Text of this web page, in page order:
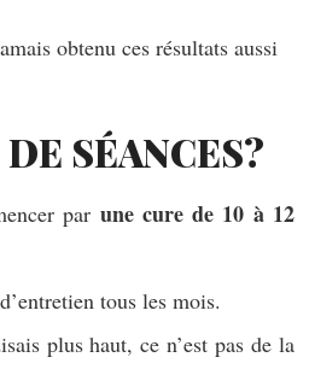
obtenu ces résultats aussi
SÉANCES?
par une cure de 10 à 12
tous les mois.
plus haut, ce n’est pas de la